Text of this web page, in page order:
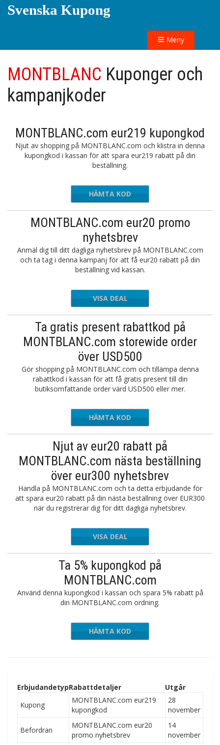
Svenska Kupong
Meny
MONTBLANC Kuponger och
kampanjkoder
MONTBLANC.com eur219 kupongkod
Njut av shopping på MONTBLANC.com och klistra in denna
kupongkod i kassan för att spara eur219 rabatt på din
beställning.
TRAVEL
HÄMTA KOD
MONTBLANC.com eur20 promo
nyhetsbrev
Anmäl dig till ditt dagliga nyhetsbrev på MONTBLANC.com
och ta tag i denna kampanj för att få eur20 rabatt på din
beställning vid kassan.
VISA DEAL
Ta gratis present rabattkod på
MONTBLANC.com storewide order
över USD500
Gör shopping på MONTBLANC.com och tillämpa denna
rabattkod i kassan för att få gratis present till din
butiksomfattande order värd USD500 eller mer.
MER2023
HÄMTA KOD
Njut av eur20 rabatt på
MONTBLANC.com nästa beställning
över eur300 nyhetsbrev
Handla på MONTBLANC.com och ta detta erbjudande för
att spara eur20 rabatt på din nästa beställning över EUR300
när du registrerar dig för ditt dagliga nyhetsbrev.
VISA DEAL
Ta 5% kupongkod på
MONTBLANC.com
Använd denna kupongkod i kassan och spara 5% rabatt på
din MONTBLANC.com ordning.
BLANCUS
HÄMTA KOD
ErbjudandetypRabattdetaljer
Utgår
Kupong
MONTBLANC.com eur219
kupongkod
28
november
Befordran
MONTBLANC.com eur20
promo nyhetsbrev
14
november